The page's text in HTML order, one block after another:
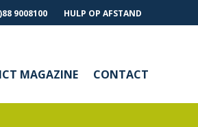
9008100 HULP OP AFSTAND
ICT MAGAZINE CONTACT